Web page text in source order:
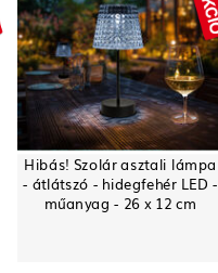
Hibás! Szolár asztali lámpa
- átlátszó - hidegfehér LED -
műanyag - 26 x 12 cm